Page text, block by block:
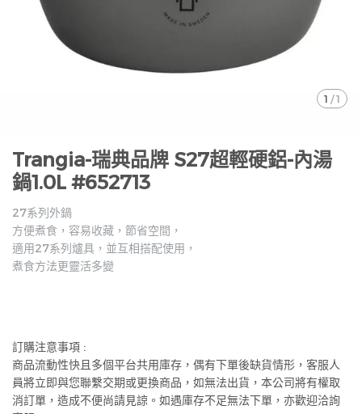
1 /1
Trangia-瑞典品牌 S27超輕硬鋁-內湯
鍋1.0L #652713
27系列外鍋
方便煮食，容易收藏，節省空間，
適用27系列爐具，並互相搭配使用，
煮食方法更靈活多變
訂購注意事項 :
商品流動性快且多個平台共用庫存，偶有下單後缺貨情形，客服人
員將立即與您聯繫交期或更換商品，如無法出貨，本公司將有權取
消訂單，造成不便尚請見諒。如遇庫存不足無法下單，亦歡迎洽詢